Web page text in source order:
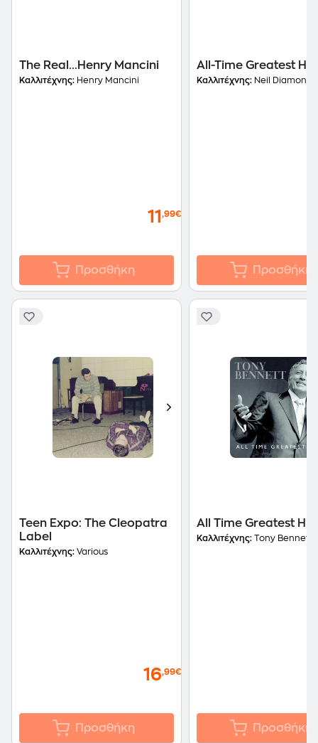
The Real...Henry Mancini
Καλλιτέχνης: Henry Mancini
11 ,99€
Προσθήκη
All-Time Greatest
Καλλιτέχνης: Neil Diamond
Προσθήκη
Teen Expo: The Cleopatra
Label
Καλλιτέχνης: Various
16,99€
Προσθήκη
All Time Greatest Hits
Καλλιτέχνης: Tony Bennett
Προσθήκη